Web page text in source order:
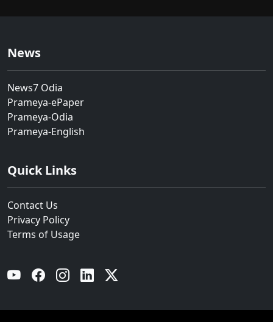
News
News7 Odia
Prameya-ePaper
Prameya-Odia
Prameya-English
Quick Links
Contact Us
Privacy Policy
Terms of Usage
YouTube Facebook Instagram Linkedin